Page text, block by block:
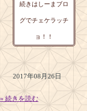
続きはしーまブロ
グでチェケラッチ
ョ！！
2017年08月26日
» 続きを読む